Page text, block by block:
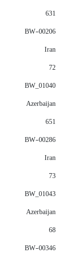
631
BW-00206
Iran
72
BW_01040
Azerbaijan
651
BW-00286
Iran
73
BW_01043
Azerbaijan
68
BW-00346